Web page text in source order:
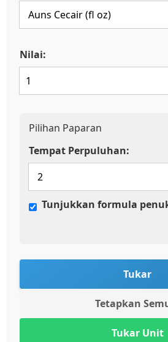
Nilai:
Pilihan Paparan
Tempat Perpuluhan:
Tunjukkan formula
Tukar
Tetapkan
Tukar Unit